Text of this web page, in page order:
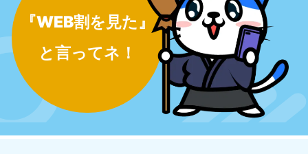
『WEB割を見た』
と言ってネ！